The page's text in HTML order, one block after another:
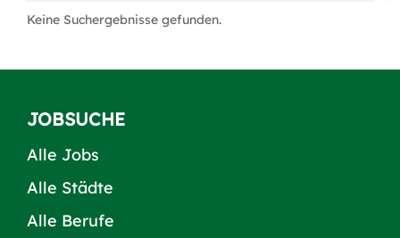
Keine Suchergebnisse gefunden.
JOBSUCHE
Alle Jobs
Alle Städte
Alle Berufe